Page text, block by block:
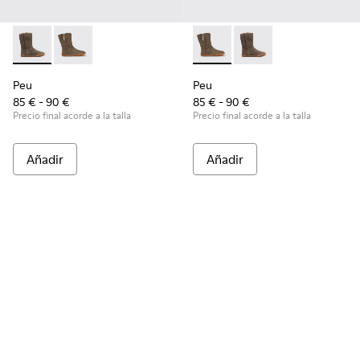
Peu - K900192-001 - Brown Gray
Peu - K900192-004 - Botas de nobuck marrón
Peu
85 € - 90 €
Precio final acorde a la talla
Añadir
Peu - K900192-004 - Botas
Peu - K900192-001 -
Peu
85 € - 90 €
Precio final acorde a la talla
Añadir